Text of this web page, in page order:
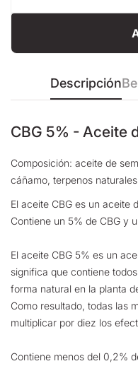
Descripción
CBG 5% - Aceite
Composición: aceite de
cáñamo, terpenos
El aceite CBG es un aceite
Contiene un 5% de CBG y
El aceite CBG 5% es un
significa que contiene
forma natural en la planta
Como resultado, todas las
multiplicar por diez los
Contiene menos del 0,2%